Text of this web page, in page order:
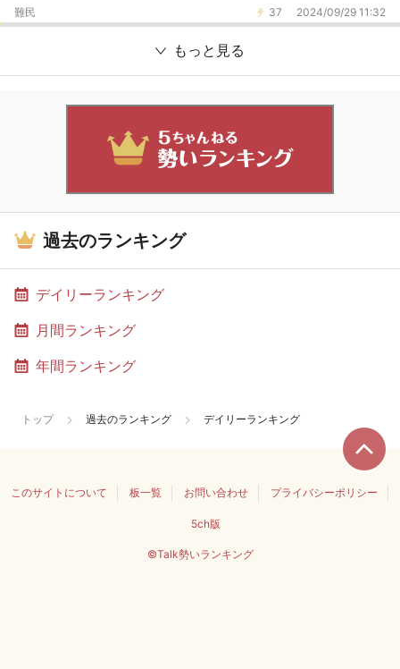
37 2024/09/29 11:32
難民
もっと見る
過去のランキング
デイリーランキング
月間ランキング
年間ランキング
トップ 過去のランキング デイリーランキング
このサイトについて 板一覧 お問い合わせ プライバシーポリシー
5ch版
©Talk勢いランキング